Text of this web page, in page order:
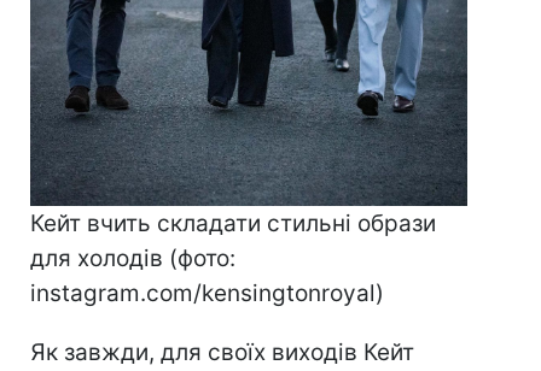
Кейт вчить складати стильні образи
для холодів (фото:
instagram.com/kensingtonroyal)
Як завжди, для своїх виходів Кейт